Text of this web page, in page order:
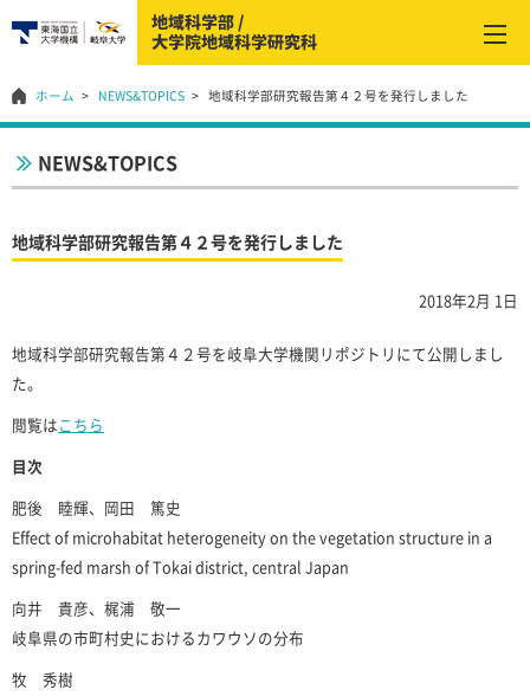
ホーム NEWS&TOPICS 地域科学部研究報告第４２号を発行しました
NEWS&TOPICS
地域科学部研究報告第４２号を発行しました
2018年2月 1日
地域科学部研究報告第４２号を岐阜大学機関リポジトリにて公開しまし
た。
閲覧はこちら
目次
肥後 睦輝、岡田 篤史
Effect of microhabitat heterogeneity on the vegetation structure in a
spring-fed marsh of Tokai district, central Japan
向井 貴彦、梶浦 敬一
岐阜県の市町村史におけるカワウソの分布
牧 秀樹